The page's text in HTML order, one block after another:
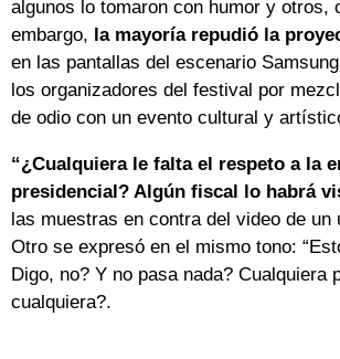
algunos lo tomaron con humor y otros,
embargo, la mayoría repudió la
en las pantallas del escenario
los organizadores del festival por
de odio con un evento cultural y
“¿Cualquiera le falta el respeto a la
presidencial? Algún fiscal lo habrá
las muestras en contra del video de un
Otro se expresó en el mismo tono:
Digo, no? Y no pasa nada? Cualquiera
cualquiera?.